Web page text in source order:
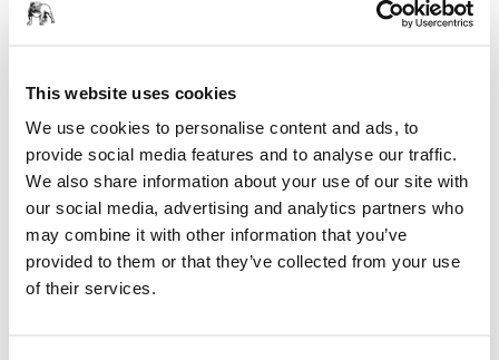
This website uses cookies
We use cookies to personalise content and ads, to
provide social media features and to analyse our traffic.
We also share information about your use of our site with
our social media, advertising and analytics partners who
may combine it with other information that you’ve
provided to them or that they’ve collected from your use
of their services.
Framtid
Framtiden för slipningseffektivitet
Kliv in i framtiden för slipning med Mirka AutoChanger.
Upplev en revolutionerande lösning som optimerar
effektivitet, produktivitet och precision i dina industriella
slipapplikationer.